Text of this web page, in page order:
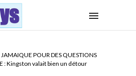
A LA TETE DU SENAT BENINOIS :
le pouvoir sans partir !